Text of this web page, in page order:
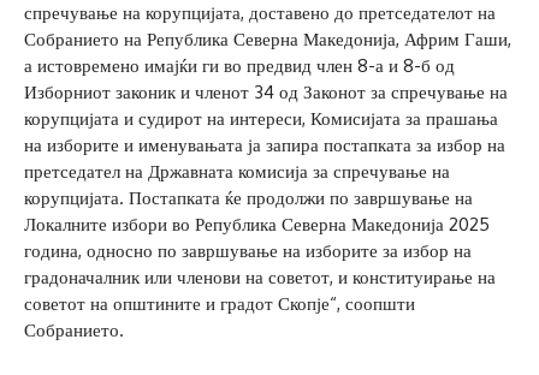
спречување на корупцијата, доставено до претседателот на
Собранието на Република Северна Македонија, Африм Гаши,
а истовремено имајќи ги во предвид член 8-а и 8-б од
Изборниот законик и членот 34 од Законот за спречување на
корупцијата и судирот на интереси, Комисијата за прашања
на изборите и именувањата ја запира постапката за избор на
претседател на Државната комисија за спречување на
корупцијата. Постапката ќе продолжи по завршување на
Локалните избори во Република Северна Македонија 2025
година, односно по завршување на изборите за избор на
градоначалник или членови на советот, и конституирање на
советот на општините и градот Скопје“, соопшти
Собранието.